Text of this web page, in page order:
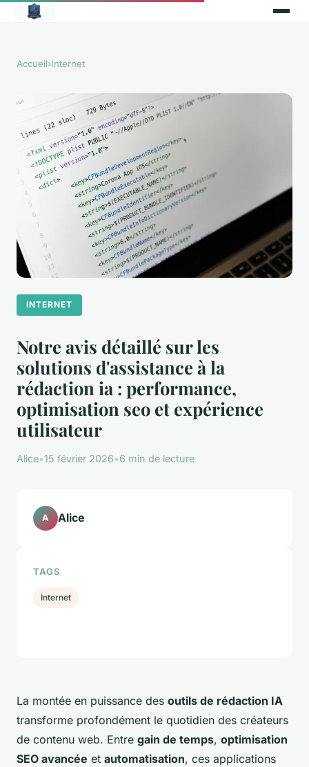
Accueil›Internet
INTERNET
Notre avis détaillé sur les
solutions d'assistance à la
rédaction ia : performance,
optimisation seo et expérience
utilisateur
Alice•15 février 2026•6 min de lecture
La montée en puissance des outils de rédaction IA
transforme profondément le quotidien des créateurs
de contenu web. Entre gain de temps, optimisation
SEO avancée et automatisation, ces applications
A Alice
TAGS
Internet